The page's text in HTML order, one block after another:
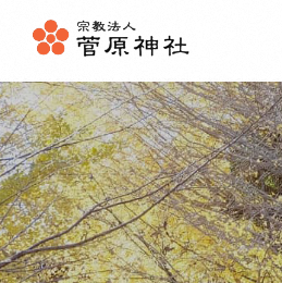
ホ
ー
ム 菅
原
神
社
に
つ
い
て ア
ク
セ
ス
おり 杜のことづて 地域の神社